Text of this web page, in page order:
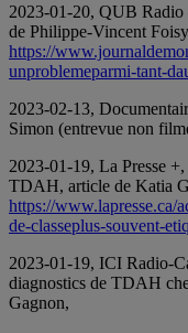
2023-01-20, QUB Radio
de Philippe-Vincent
https://
unproblemeparmi-tant-
2023-02-13,
Simon (entrevue non
2023-01-19, La Presse
TDAH, article de Katia
https://www.lapresse.ca/
de-classeplus-souvent-
2023-01-19, ICI Radio-
diagnostics de TDAH
Gagnon,